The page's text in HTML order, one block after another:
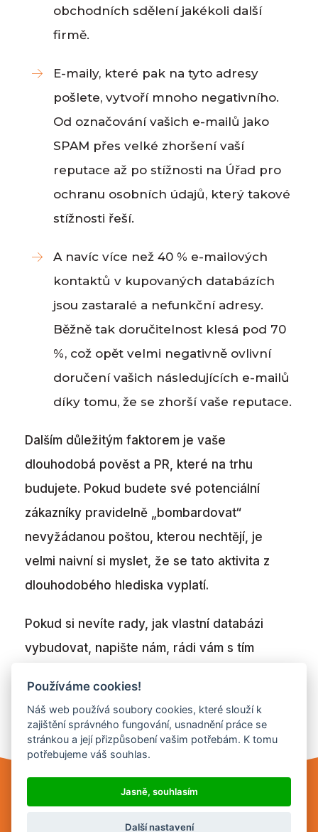
obchodních sdělení jakékoli další
firmě.
E-maily, které pak na tyto adresy
pošlete, vytvoří mnoho negativního.
Od označování vašich e-mailů jako
SPAM přes velké zhoršení vaší
reputace až po stížnosti na Úřad pro
ochranu osobních údajů, který takové
stížnosti řeší.
A navíc více než 40 % e-mailových
kontaktů v kupovaných databázích
jsou zastaralé a nefunkční adresy.
Běžně tak doručitelnost klesá pod 70
%, což opět velmi negativně ovlivní
doručení vašich následujících e-mailů
díky tomu, že se zhorší vaše reputace.
Dalším důležitým faktorem je vaše
dlouhodobá pověst a PR, které na trhu
budujete. Pokud budete své potenciální
zákazníky pravidelně „bombardovat“
nevyžádanou poštou, kterou nechtějí, je
velmi naivní si myslet, že se tato aktivita z
dlouhodobého hlediska vyplatí.
Pokud si nevíte rady, jak vlastní databázi
vybudovat, napište nám, rádi vám s tím
systému Quanda.
Copyright © 2012 - 2026 Quanda
Používáme cookies!
Náš web používá soubory cookies, které slouží k
zajištění správného fungování, usnadnění práce se
stránkou a její přizpůsobení vašim potřebám. K tomu
potřebujeme váš souhlas.
Jasně, souhlasím
Další nastavení